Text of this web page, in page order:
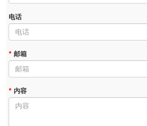
电话
* 邮箱
* 内容